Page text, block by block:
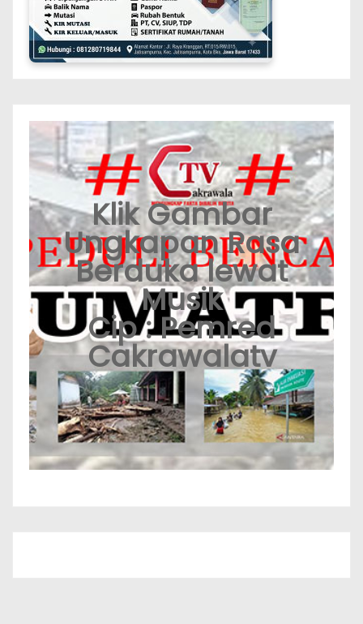
Klik Gambar
Ungkapan Rasa
Berduka lewat
Musik
Cip : Pemred
Cakrawalatv